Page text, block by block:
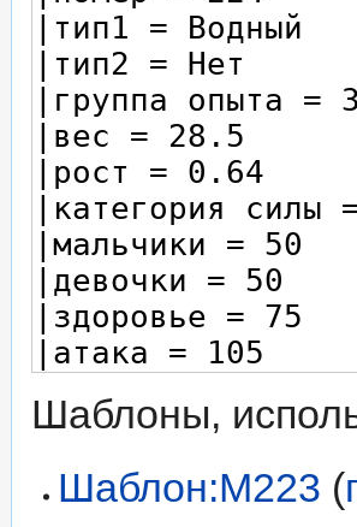
Шаблоны,
Шаблон:M223 (